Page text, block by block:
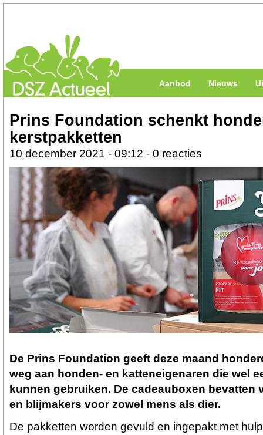
Aanbod Nieuws
Prins Foundation schenkt
kerstpakketten
10 december 2021 - 09:12 - 0 reacties
De Prins Foundation geeft deze maand
weg aan honden- en katteneigenaren die wel
kunnen gebruiken. De cadeauboxen bevatten
en blijmakers voor zowel mens als dier.
De pakketten worden gevuld en ingepakt met